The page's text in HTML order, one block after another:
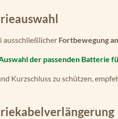
ausschließlicher Fortbewegung
der passenden Batterie
Kurzschluss zu schützen,